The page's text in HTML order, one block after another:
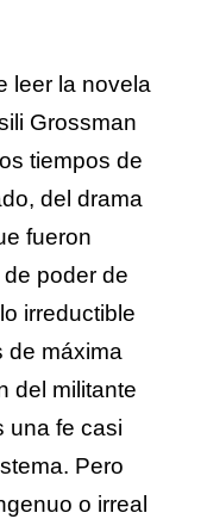
leer la novela
Grossman
tiempos de
del drama
fueron
poder de
irreductible
de máxima
del militante
una fe casi
Pero
o irreal